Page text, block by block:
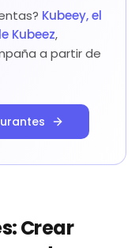
Kubeey, el
Kubeez,
a partir de
Crear